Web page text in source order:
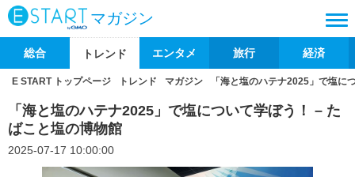
マガジン
総合 トレンド エンタメ 旅行 経済
E START トップページ トレンド マガジン 「海と塩のハテナ2025」で塩に
「海と塩のハテナ2025」で塩について学ぼう！ – た
ばこと塩の博物館
2025-07-17 10:00:00